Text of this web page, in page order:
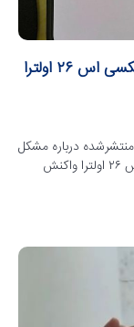
سامسونگ به مشکل قرمز شدن نمایشگر گلکسی اس ۲۶ اولترا
درباره مشکل